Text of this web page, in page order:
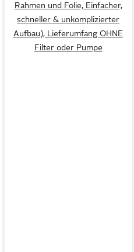
Rahmen und Folie, Einfacher,
schneller & unkomplizierter
Aufbau), Lieferumfang OHNE
Filter oder Pumpe